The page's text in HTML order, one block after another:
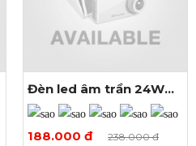
Kích thước: 300 x 300 x
Tiết kiệm điện, giảm mỏi
Xem thêm ảnh
Đèn led âm trần 24W
tròn màu trung tính
188.000 đ
238.000 đ